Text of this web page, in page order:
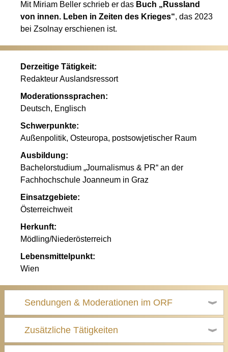
Mit Miriam Beller schrieb er das Buch „Russland
von innen. Leben in Zeiten des Krieges“, das 2023
bei Zsolnay erschienen ist.
Derzeitige Tätigkeit:
Redakteur Auslandsressort
Moderationssprachen:
Deutsch, Englisch
Schwerpunkte:
Außenpolitik, Osteuropa, postsowjetischer Raum
Ausbildung:
Bachelorstudium „Journalismus & PR“ an der
Fachhochschule Joanneum in Graz
Einsatzgebiete:
Österreichweit
Herkunft:
Mödling/Niederösterreich
Lebensmittelpunkt:
Wien
Sendungen & Moderationen im ORF
Zusätzliche Tätigkeiten